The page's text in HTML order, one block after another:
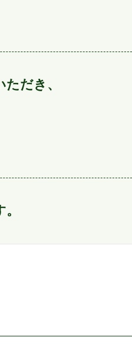
だき、